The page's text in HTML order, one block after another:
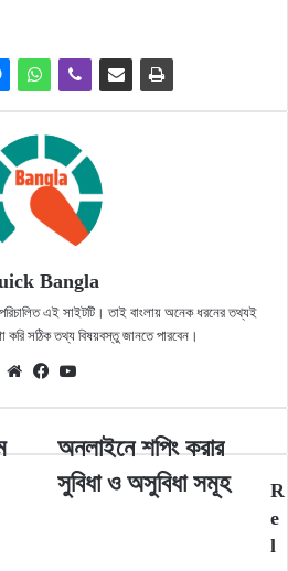
Bangla
এই সাইটটি। তাই বাংলায় অনেক ধরনের তথ্যই
সঠিক তথ্য বিষয়বস্তু জানতে পারবেন।
WebsiteFacebook
অনলাইনে
করার
অনলাইনে শপিং করার
সুবিধা ও অসুবিধা সমূহ
R
e
l